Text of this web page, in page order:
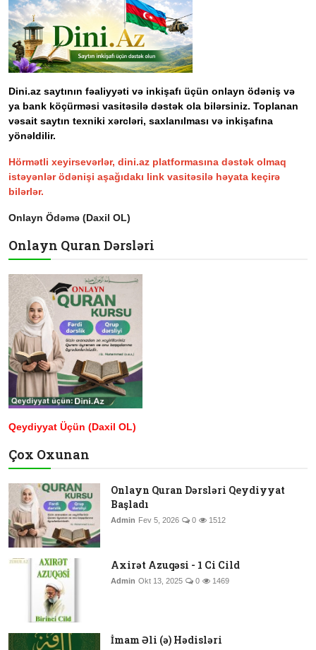
Dini.az saytının fəaliyyəti və inkişafı üçün onlayn ödəniş və
ya bank köçürməsi vasitəsilə dəstək ola bilərsiniz. Toplanan
vəsait saytın texniki xərcləri, saxlanılması və inkişafına
yönəldilir.
Hörmətli xeyirsevərlər, dini.az platformasına dəstək olmaq
istəyənlər ödənişi aşağıdakı link vasitəsilə həyata keçirə
bilərlər.
Onlayn Ödəmə (Daxil OL)
Onlayn Quran Dərsləri
Qeydiyyat Üçün (Daxil OL)
Çox Oxunan
Onlayn Quran Dərsləri Qeydiyyat
Başladı
Admin Fev 5, 2026 0 1512
Axirət Azuqəsi - 1 Ci Cild
Admin Okt 13, 2025 0 1469
İmam Əli (ə) Hədisləri